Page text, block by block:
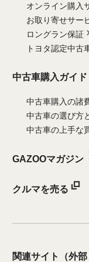
オンライン購入
お取り寄せサー
ロングラン保証
トヨタ認定中古
中古車購入ガイド
中古車購入の諸
中古車の選び方
中古車の上手な
GAZOOマガジン
クルマを売る
関連サイト （外